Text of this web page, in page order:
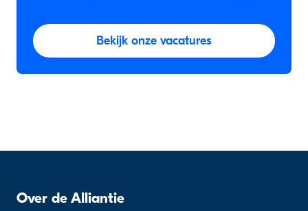
Bekijk onze vacatures
Over de Alliantie